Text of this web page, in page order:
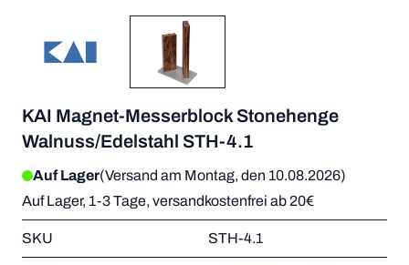
KAI Magnet-Messerblock Stonehenge
Walnuss/Edelstahl STH-4.1
Auf Lager(Versand am Montag, den 10.08.2026)
Auf Lager, 1-3 Tage, versandkostenfrei ab 20€
SKU STH-4.1